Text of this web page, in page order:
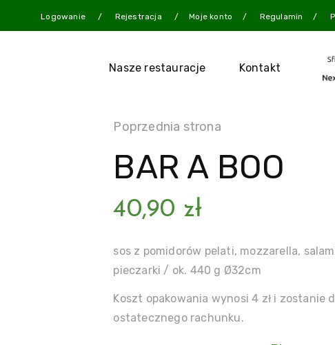
Moje konto Regulamin
Logowanie Rejestracja
Nasze restauracje Kontakt
Poprzednia strona
BAR A BOO
40,90 zł
sos z pomidorów pelati, mozzarella,
pieczarki / ok. 440 g Ø32cm
Koszt opakowania wynosi 4 zł i zostanie
ostatecznego rachunku.